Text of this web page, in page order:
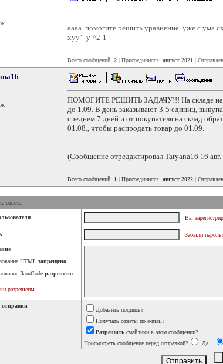
аааа. помогите решить уравнение. уже с ума
xyy’=y’^2-1
Всего сообщений: 2 | Присоединился: август 2021 |
ПОМОГИТЕ РЕШИТЬ ЗАДАЧУ!!! На складе на
до 1.09. В день заказывают 3-5 единиц,
среднем 7 дней и от покупателя на склад
01.08., чтобы распродать товар до 01.09.
(Сообщение отредактировал Tatyana16 16
Всего сообщений: 1 | Присоединился: август 2022 |
ответа:
Вы
Забыли
HTML запрещено
IkonCode разрешено
разрешены
Добавить подпись?
Получать ответы по e-mail?
Разрешить смайлики в этом сообщении?
Просмотреть сообщение перед отправкой?
Да